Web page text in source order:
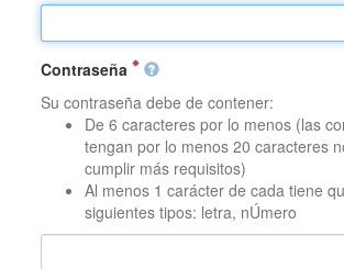
Contraseña
Su contraseña debe de contener:
De 6 caracteres por lo menos (las
tengan por lo menos 20 caracteres
cumplir más requisitos)
Al menos 1 carácter de cada tiene
siguientes tipos: letra, nÚmero